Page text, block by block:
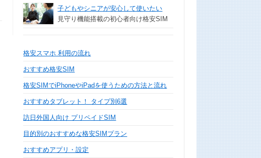
子どもやシニアが安心して使いたい
見守り機能搭載の初心者向け格安SIM
格安スマホ 利用の流れ
おすすめ格安SIM
格安SIMでiPhoneやiPadを使うための方法と流れ
おすすめタブレット！ タイプ別6選
訪日外国人向け プリペイドSIM
目的別のおすすめな格安SIMプラン
おすすめアプリ・設定